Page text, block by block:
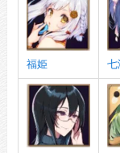
福姫 七